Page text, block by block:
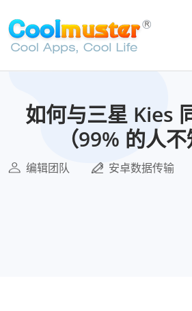
如何与三星 Kies
（99% 的人不
编辑团队 安卓数据传输